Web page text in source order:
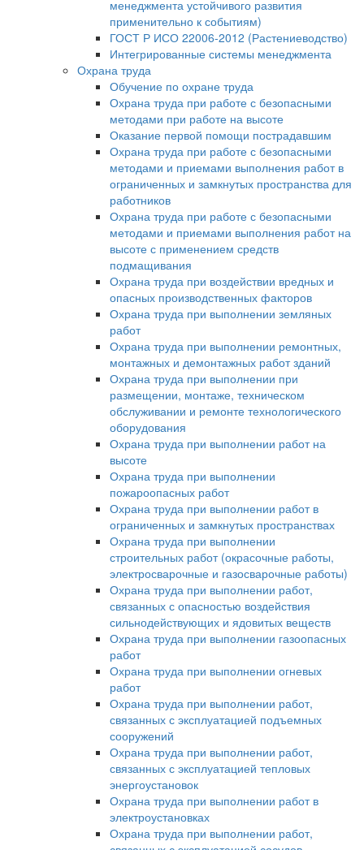
менеджмента устойчивого развития
применительно к событиям)
ГОСТ Р ИСО 22006-2012 (Растениеводство)
Интегрированные системы менеджмента
Охрана труда
Обучение по охране труда
Охрана труда при работе с безопасными
методами при работе на высоте
Оказание первой помощи пострадавшим
Охрана труда при работе с безопасными
методами и приемами выполнения работ в
ограниченных и замкнутых пространства для
работников
Охрана труда при работе с безопасными
методами и приемами выполнения работ на
высоте с применением средств
подмащивания
Охрана труда при воздействии вредных и
опасных производственных факторов
Охрана труда при выполнении земляных
работ
Охрана труда при выполнении ремонтных,
монтажных и демонтажных работ зданий
Охрана труда при выполнении при
размещении, монтаже, техническом
обслуживании и ремонте технологического
оборудования
Охрана труда при выполнении работ на
высоте
Охрана труда при выполнении
пожароопасных работ
Охрана труда при выполнении работ в
ограниченных и замкнутых пространствах
Охрана труда при выполнении
строительных работ (окрасочные работы,
электросварочные и газосварочные работы)
Охрана труда при выполнении работ,
связанных с опасностью воздействия
сильнодействующих и ядовитых веществ
Охрана труда при выполнении газоопасных
работ
Охрана труда при выполнении огневых
работ
Охрана труда при выполнении работ,
связанных с эксплуатацией подъемных
сооружений
Охрана труда при выполнении работ,
связанных с эксплуатацией тепловых
энергоустановок
Охрана труда при выполнении работ в
электроустановках
Охрана труда при выполнении работ,